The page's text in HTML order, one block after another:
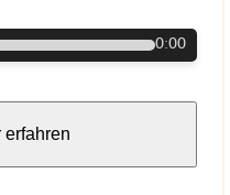
0:00
erfahren